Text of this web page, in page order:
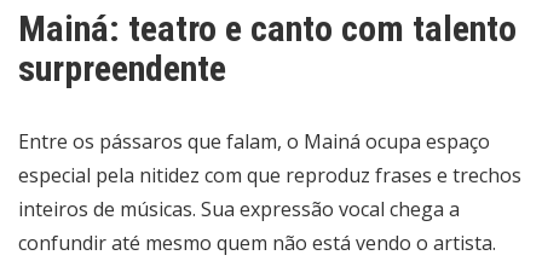
Mainá: teatro e canto com talento
surpreendente
Entre os pássaros que falam, o Mainá ocupa espaço
especial pela nitidez com que reproduz frases e trechos
inteiros de músicas. Sua expressão vocal chega a
confundir até mesmo quem não está vendo o artista.